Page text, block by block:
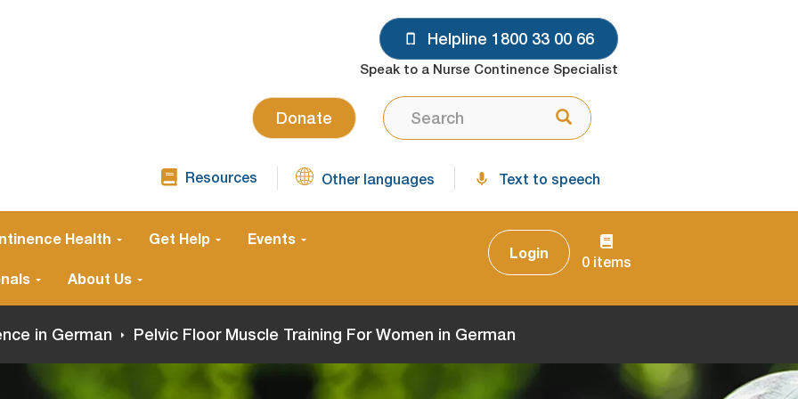
Helpline 1800 33 00 66
Speak to a Nurse Continence Specialist
Donate
SEARCH
Search
Resources Other languages Text to speech
Health Get Help Events
About Us
0 items
Login
in German Pelvic Floor Muscle Training For Women in German